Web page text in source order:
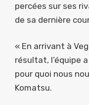
percées sur ses
de sa dernière
« En arrivant à
résultat, l’équipe
pour quoi nous
Komatsu.